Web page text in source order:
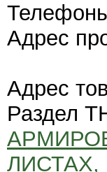
Адрес
Адрес
Раздел